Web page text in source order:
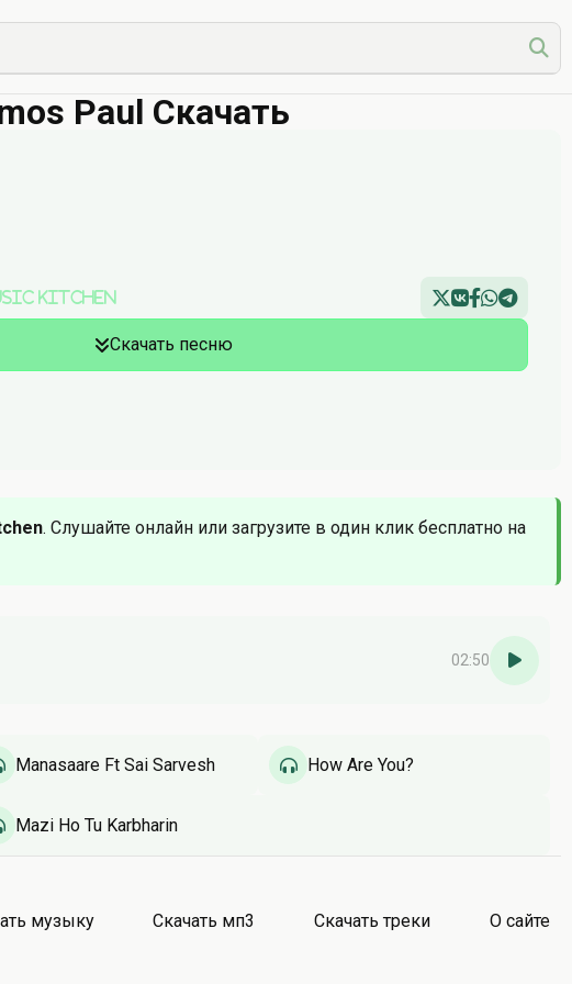
Paul Скачать
Kitchen
Скачать песню
. Слушайте онлайн или загрузите в один клик бесплатно на
02:50
Manasaare Ft Sai Sarvesh How Are You?
Mazi Ho Tu Karbharin
музыку Скачать мп3 Скачать треки О сайте